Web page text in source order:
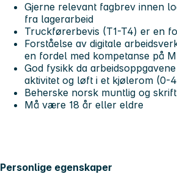
Gjerne relevant fagbrev innen
fra lagerarbeid
Truckførerbevis (T1-T4) er en
Forståelse av digitale
en fordel med kompetanse på
God fysikk da
aktivitet og løft i et kjølerom (0-
Beherske norsk muntlig og
Må være 18 år eller eldre
Personlige egenskaper